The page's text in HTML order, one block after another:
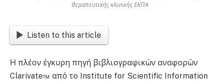
θεραπευτικής κλινικής ΕΚΠΑ
Listen to this article
H πλέον έγκυρη πηγή βιβλιογραφικών αναφορών
Clarivate™ από το Institute for Scientific Information